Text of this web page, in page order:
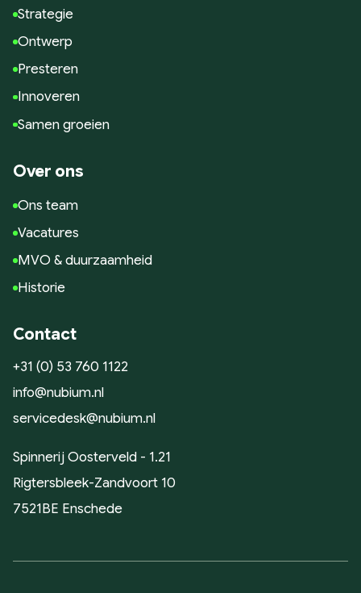
Samen Groeien
Strategie
Ontwerp
Presteren
Innoveren
Samen groeien
Over ons
Ons team
Vacatures
MVO & duurzaamheid
Historie
Contact
+31 (0) 53 760 1122
info@nubium.nl
servicedesk@nubium.nl
Spinnerij Oosterveld - 1.21
Rigtersbleek-Zandvoort 10
7521BE Enschede